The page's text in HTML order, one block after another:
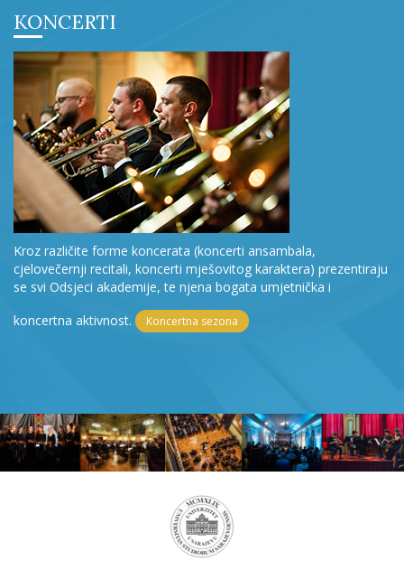
KONCERTI
Kroz različite forme koncerata (koncerti ansambala,
cjelovečernji recitali, koncerti mješovitog karaktera) prezentiraju
se svi Odsjeci akademije, te njena bogata umjetnička i
koncertna aktivnost.
Koncertna sezona